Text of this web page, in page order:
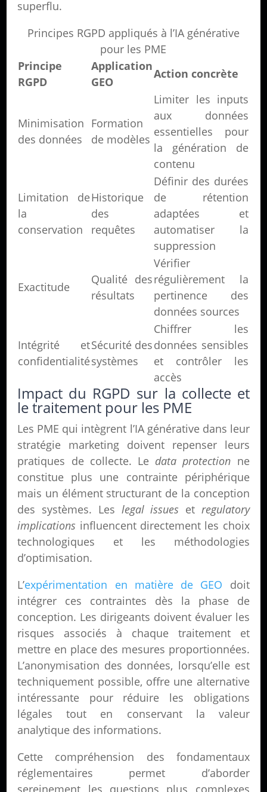
superflu.
Principes RGPD appliqués à l’IA générative
pour les PME
Principe
RGPD
Application
GEO
Action concrète
Minimisation
des données
Formation
de modèles
Limiter les inputs
aux données
essentielles pour
la génération de
contenu
Limitation de
la
conservation
Historique
des
requêtes
Définir des durées
de rétention
adaptées et
automatiser la
suppression
Exactitude
Qualité des
résultats
Vérifier
régulièrement la
pertinence des
données sources
Intégrité et
confidentialité
Sécurité des
systèmes
Chiffrer les
données sensibles
et contrôler les
accès
Impact du RGPD sur la collecte et
le traitement pour les PME
Les PME qui intègrent l’IA générative dans leur
stratégie marketing doivent repenser leurs
pratiques de collecte. Le data protection ne
constitue plus une contrainte périphérique
mais un élément structurant de la conception
des systèmes. Les legal issues et regulatory
implications influencent directement les choix
technologiques et les méthodologies
d’optimisation.
L’expérimentation en matière de GEO doit
intégrer ces contraintes dès la phase de
conception. Les dirigeants doivent évaluer les
risques associés à chaque traitement et
mettre en place des mesures proportionnées.
L’anonymisation des données, lorsqu’elle est
techniquement possible, offre une alternative
intéressante pour réduire les obligations
légales tout en conservant la valeur
analytique des informations.
Cette compréhension des fondamentaux
réglementaires permet d’aborder
sereinement les questions plus complexes